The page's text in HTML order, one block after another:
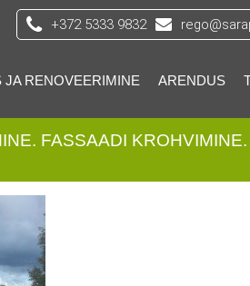
+372 5333 9832
JA RENOVEERIMINE ARENDUS
FASSAADI